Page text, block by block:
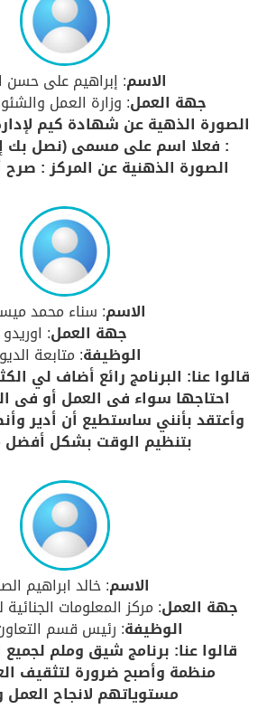
الاسم: إبراهيم على حسن
جهة العمل: وزارة العمل
الصورة الذهية عن شهادة كيم
: فعلا اسم على مسمى (نصل بك
الصورة الذهنية عن المركز :
الاسم: سناء محمد
جهة العمل: اوريدو
الوظيفة: متابعة
قالوا عنا: البرنامج رائع أضاف لي
احتاجها سواء فى العمل أو فى
وأعتقد بأنني ساستطيع أن أدير
بتنظيم الوقت بشكل
الاسم: خالد ابراهيم
جهة العمل: مركز المعلومات
الوظيفة: رئيس قسم
قالوا عنا: برنامج شيق وملم
منظمة وأصبح ضرورة لتثقيف
مستوياتهم لانجاح العمل